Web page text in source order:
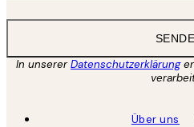
In unsererDatenschutzerklärung
Über uns